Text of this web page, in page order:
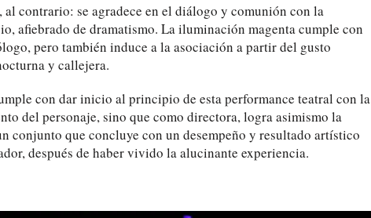
contrario: se agradece en el diálogo y comunión con la
afiebrado de dramatismo. La iluminación magenta cumple con
pero también induce a la asociación a partir del gusto
y callejera.
con dar inicio al principio de esta performance teatral con la
del personaje, sino que como directora, logra asimismo la
conjunto que concluye con un desempeño y resultado artístico
después de haber vivido la alucinante experiencia.